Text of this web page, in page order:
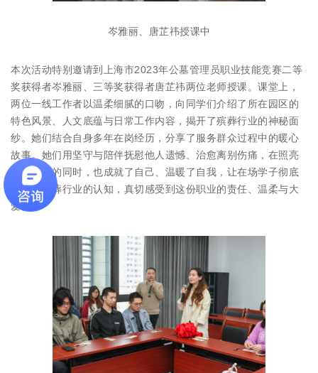
岑雅丽、唐芷祎授课中
本次活动特别邀请到上海市2023年公墓管理员职业技能竞赛二等
奖获得者岑雅丽、三等奖获得者唐芷祎两位老师授课。课堂上，
两位一线工作者以温柔细腻的口吻，向同学们介绍了所在园区的
特色风景、人文底蕴与日常工作内容，揭开了殡葬行业的神秘面
纱。她们结合自身多年在岗经历，分享了服务群众过程中的暖心
故事。她们用坚守与陪伴抚慰他人遗憾、治愈离别伤痛，在照亮
他人归途的同时，也成就了自己、温暖了自我，让在场学子彻底
打破对殡葬行业的认知，真切感受到这份职业的责任、温柔与大
爱。